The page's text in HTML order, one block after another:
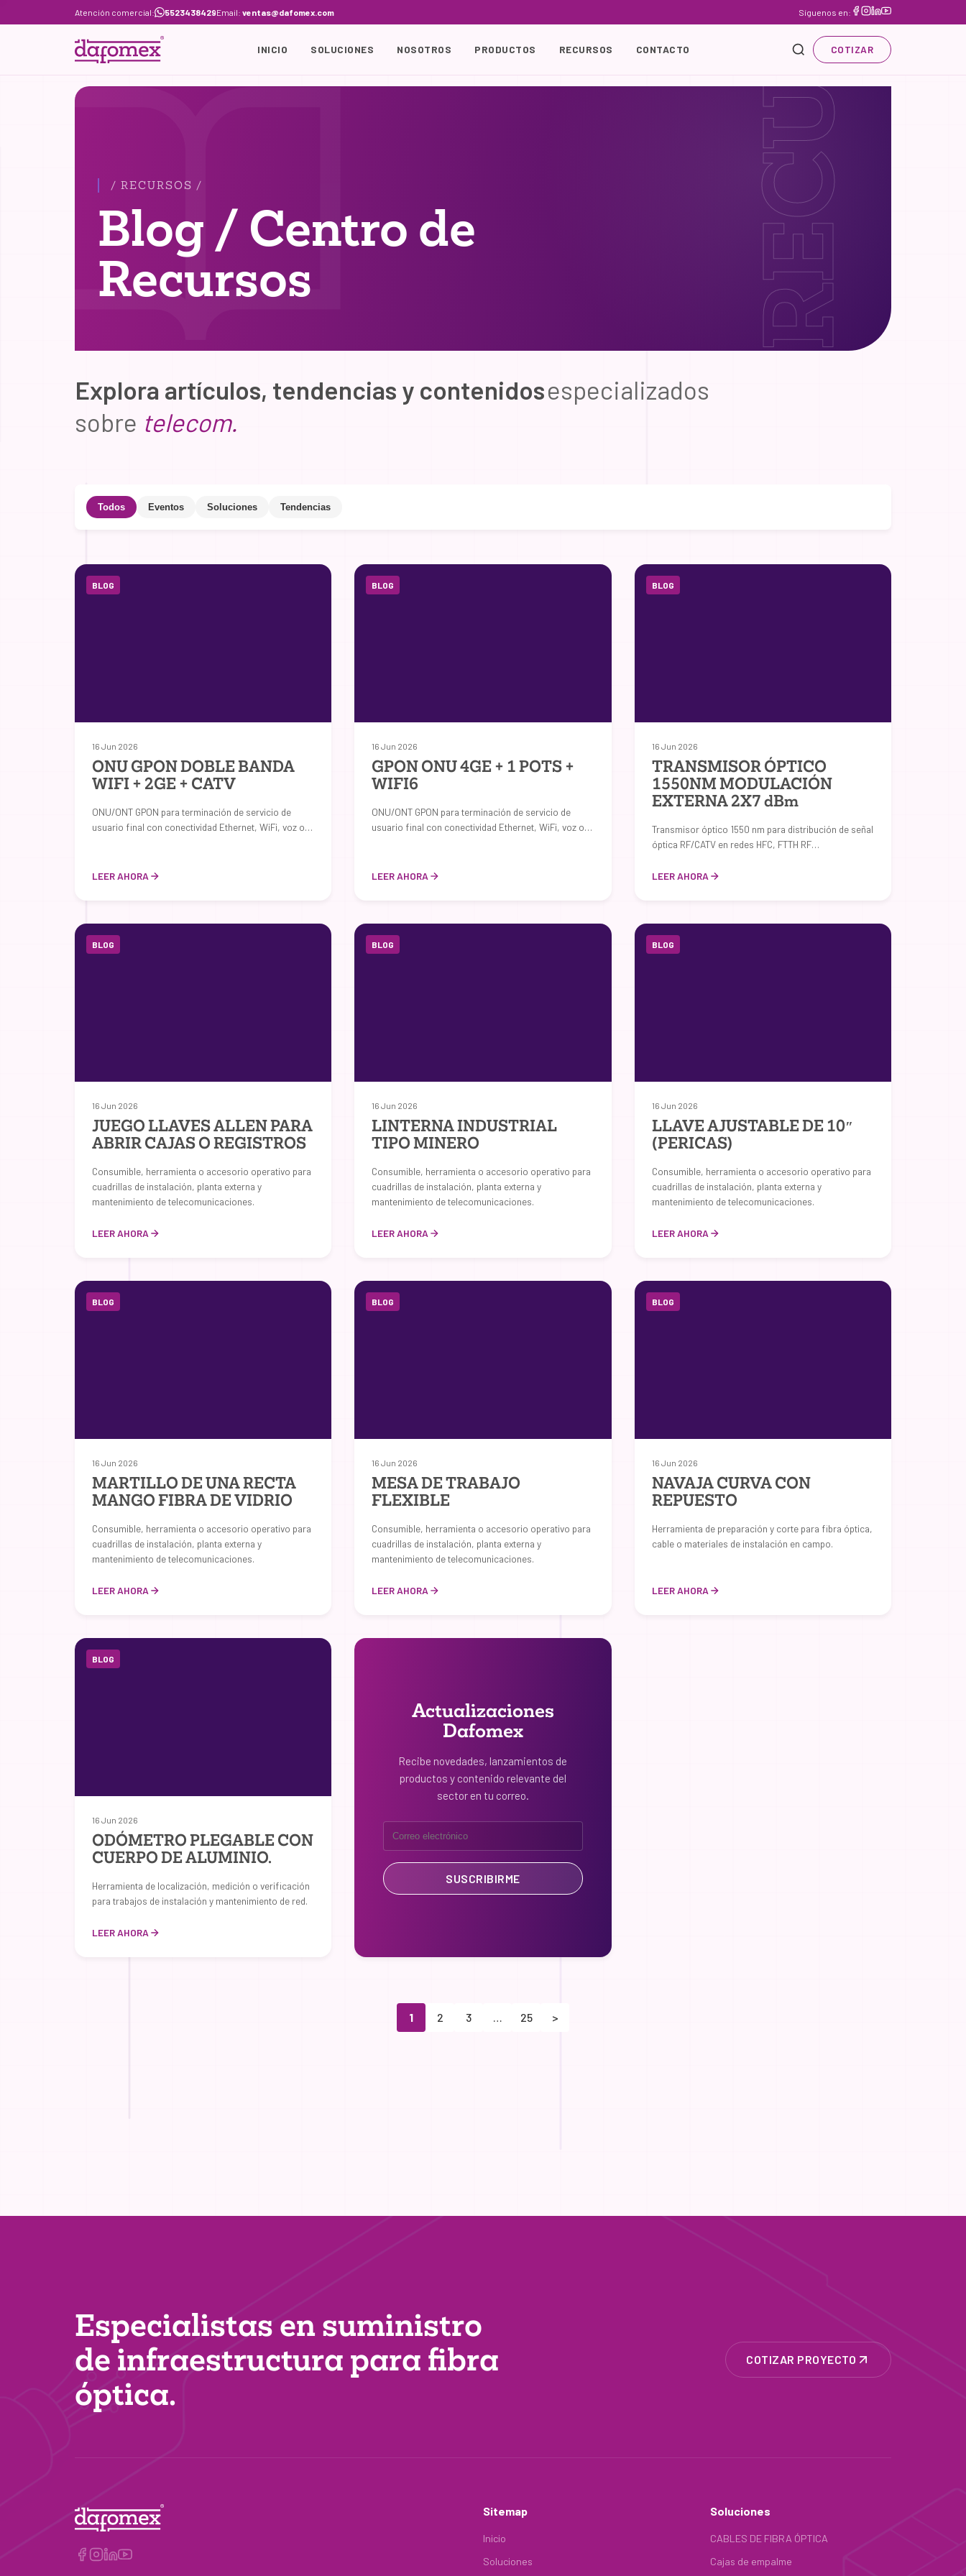
to
Atención comercial: 5523438429Email: ventas@dafomex.com Síguenos en:
INICIO SOLUCIONES NOSOTROS PRODUCTOS RECURSOS CONTACTO COTIZAR
/ RECURSOS /
Blog / Centro de
Recursos
Explora artículos, tendencias y contenidosespecializados
sobre telecom.
Todos Eventos Soluciones Tendencias
BLOG
16 Jun 2026
ONU GPON DOBLE BANDA
WIFI + 2GE + CATV
ONU/ONT GPON para terminación de servicio de
usuario final con conectividad Ethernet, WiFi, voz o…
LEER AHORA
BLOG
16 Jun 2026
GPON ONU 4GE + 1 POTS +
WIFI6
ONU/ONT GPON para terminación de servicio de
usuario final con conectividad Ethernet, WiFi, voz o…
LEER AHORA
BLOG
16 Jun 2026
TRANSMISOR ÓPTICO
1550NM MODULACIÓN
EXTERNA 2X7 dBm
Transmisor óptico 1550 nm para distribución de señal
óptica RF/CATV en redes HFC, FTTH RF…
LEER AHORA
BLOG
16 Jun 2026
JUEGO LLAVES ALLEN PARA
ABRIR CAJAS O REGISTROS
Consumible, herramienta o accesorio operativo para
cuadrillas de instalación, planta externa y
mantenimiento de telecomunicaciones.
LEER AHORA
BLOG
16 Jun 2026
LINTERNA INDUSTRIAL
TIPO MINERO
Consumible, herramienta o accesorio operativo para
cuadrillas de instalación, planta externa y
mantenimiento de telecomunicaciones.
LEER AHORA
BLOG
16 Jun 2026
LLAVE AJUSTABLE DE 10″
(PERICAS)
Consumible, herramienta o accesorio operativo para
cuadrillas de instalación, planta externa y
mantenimiento de telecomunicaciones.
LEER AHORA
BLOG
16 Jun 2026
MARTILLO DE UNA RECTA
MANGO FIBRA DE VIDRIO
Consumible, herramienta o accesorio operativo para
cuadrillas de instalación, planta externa y
mantenimiento de telecomunicaciones.
LEER AHORA
BLOG
16 Jun 2026
MESA DE TRABAJO
FLEXIBLE
Consumible, herramienta o accesorio operativo para
cuadrillas de instalación, planta externa y
mantenimiento de telecomunicaciones.
LEER AHORA
BLOG
16 Jun 2026
NAVAJA CURVA CON
REPUESTO
Herramienta de preparación y corte para fibra óptica,
cable o materiales de instalación en campo.
LEER AHORA
BLOG
16 Jun 2026
ODÓMETRO PLEGABLE CON
CUERPO DE ALUMINIO.
Herramienta de localización, medición o verificación
para trabajos de instalación y mantenimiento de red.
LEER AHORA
Actualizaciones
Dafomex
Recibe novedades, lanzamientos de
productos y contenido relevante del
sector en tu correo.
SUSCRIBIRME
1 2 3 … 25 >
Especialistas en suministro
de infraestructura para fibra
óptica.
COTIZAR PROYECTO
Sitemap
Inicio
Soluciones
Soluciones
CABLES DE FIBRA ÓPTICA
Cajas de empalme